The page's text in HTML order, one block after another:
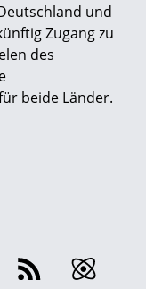
und
Zugang zu
des
beide Länder.